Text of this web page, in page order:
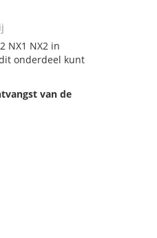
NX1 NX2 in
onderdeel kunt
van de